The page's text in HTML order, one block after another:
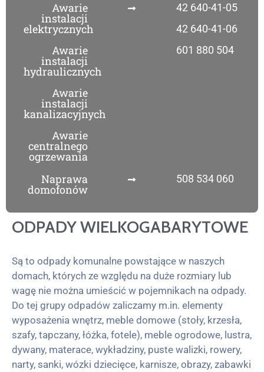
Awarie
instalacji
elektrycznych
Awarie
instalacji
hydraulicznych
Awarie
instalacji
kanalizacyjnych
Awarie
centralnego
ogrzewania
42 640-41-05
42 640-41-06
601 880 504
Naprawa
domofonów
508 534 060
ODPADY WIELKOGABARYTOWE
Są to odpady komunalne powstające w naszych
domach, których ze względu na duże rozmiary lub
wagę nie można umieścić w pojemnikach na odpady.
Do tej grupy odpadów zaliczamy m.in. elementy
wyposażenia wnętrz, meble domowe (stoły, krzesła,
szafy, tapczany, łóżka, fotele), meble ogrodowe, lustra,
dywany, materace, wykładziny, puste walizki, rowery,
narty, sanki, wózki dziecięce, karnisze, obrazy, zabawki